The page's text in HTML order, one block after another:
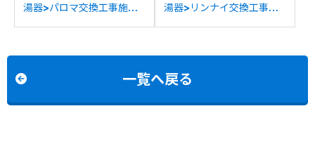
湯器>パロマ交換工事施工
湯器>リンナイ交換工事施
一覧へ戻る